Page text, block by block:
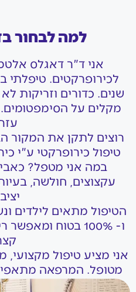
למה לבחור
אני ד"ר דאגלס
שנים. כדורים וזריקות
מקלים על הסימפטומים.
רוצים לתקן את המקור
טיפול כירופרקטי ע"י
במה אני מטפל? כאבי
עקצוצים, חולשה,
הטיפול מתאים לילדים
ו- 100% בטוח
אני מציע טיפול
מטופל. המרפאה
שתוכלו לקבוע תור